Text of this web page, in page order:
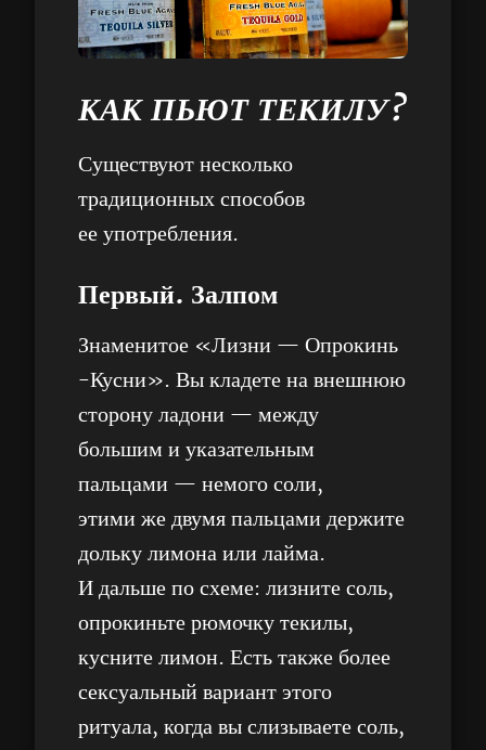
КАК ПЬЮТ ТЕКИЛУ?
Существуют несколько
традиционных способов
ее употребления.
Первый. Залпом
Знаменитое «Лизни — Опрокинь
-Кусни». Вы кладете на внешнюю
сторону ладони — между
большим и указательным
пальцами — немого соли,
этими же двумя пальцами держите
дольку лимона или лайма.
И дальше по схеме: лизните соль,
опрокиньте рюмочку текилы,
кусните лимон. Есть также более
сексуальный вариант этого
ритуала, когда вы слизываете соль,